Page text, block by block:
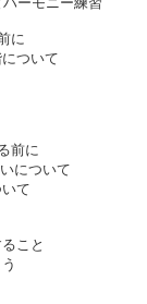
に
ついて
前に
について
て
こと